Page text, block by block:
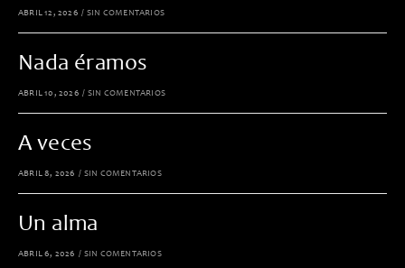
ABRIL 12, 2026 / SIN COMENTARIOS
Nada éramos
ABRIL 10, 2026 / SIN COMENTARIOS
A veces
ABRIL 8, 2026 / SIN COMENTARIOS
Un alma
ABRIL 6, 2026 / SIN COMENTARIOS